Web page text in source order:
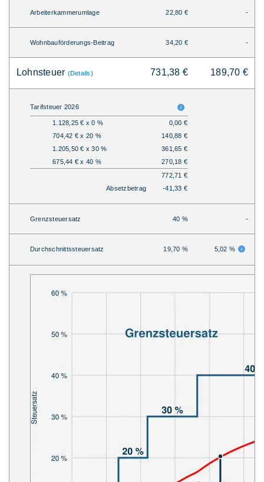
Arbeiterkammerumlage 22,80 € -
Wohnbauförderungs-Beitrag 34,20 € -
Lohnsteuer (Details) 731,38 € 189,70 €
Tarifsteuer 2026
1.128,25 € x 0 %
0,00 €
704,42 € x 20 %
140,88 €
1.205,50 € x 30 %
361,65 €
675,44 € x 40 %
270,18 €
772,71 €
Absetzbetrag
-41,33 €
Grenzsteuersatz 40 % -
Durchschnittssteuersatz 19,70 % 5,02 %